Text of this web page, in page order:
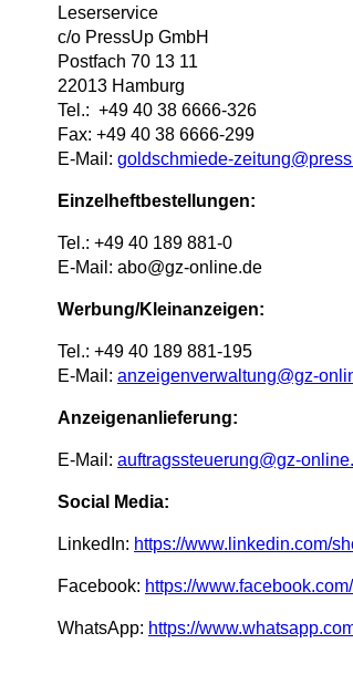
Leserservice
c/o PressUp GmbH
Postfach 70 13 11
22013 Hamburg
Tel.: +49 40 38 6666-326
Fax: +49 40 38 6666-299
E-Mail: goldschmiede-
Einzelheftbestellungen:
Tel.: +49 40 189 881-0
E-Mail: abo@gz-online.de
Werbung/Kleinanzeigen:
Tel.: +49 40 189 881-195
E-Mail: anzeigenverwaltung@gz-
Anzeigenanlieferung:
E-Mail: auftragssteuerung@gz-
Social Media:
LinkedIn: https://www.linkedin.com/
Facebook: https://
WhatsApp: https://